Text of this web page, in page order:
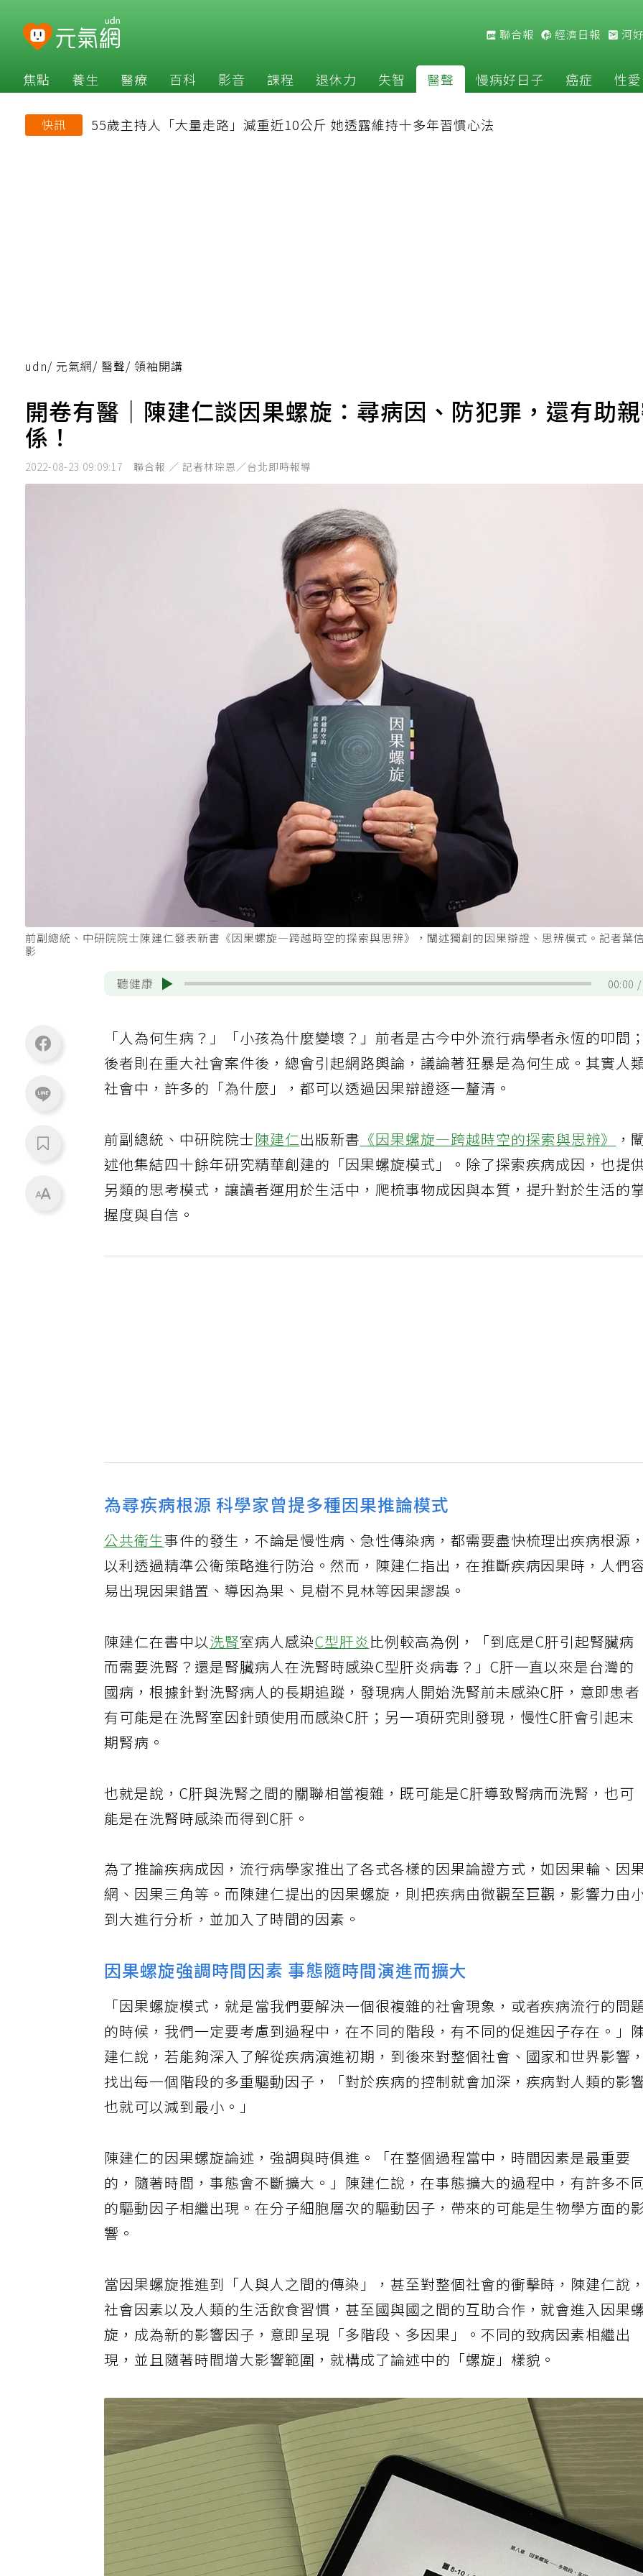
聯合報 經濟日報 河
焦點 養生 醫療 百科 影音 課程 退休力 失智 醫聲 慢病好日子 癌症 性愛
快訊 55歲主持人「大量走路」減重近10公斤 她透露維持十多年習慣心法
udn/ 元氣網/ 醫聲/ 領袖開講
開卷有醫｜陳建仁談因果螺旋：尋病因、防犯罪，還有助
係！
2022-08-23 09:09:17 聯合報 ／ 記者林琮恩／台北即時報導
前副總統、中研院院士陳建仁發表新書《因果螺旋—跨越時空的探索與思辨》，闡述獨創的因果辯證、思辨模式。記者葉
影
聽健康 00:00
「人為何生病？」「小孩為什麼變壞？」前者是古今中外流行病學者永恆的叩問
後者則在重大社會案件後，總會引起網路輿論，議論著狂暴是為何生成。其實人
社會中，許多的「為什麼」，都可以透過因果辯證逐一釐清。
前副總統、中研院院士陳建仁出版新書《因果螺旋—跨越時空的探索與思辨》 ，
述他集結四十餘年研究精華創建的「因果螺旋模式」。除了探索疾病成因，也提
另類的思考模式，讓讀者運用於生活中，爬梳事物成因與本質，提升對於生活的
握度與自信。
為尋疾病根源 科學家曾提多種因果推論模式
公共衛生事件的發生，不論是慢性病、急性傳染病，都需要盡快梳理出疾病根源
以利透過精準公衛策略進行防治。然而，陳建仁指出，在推斷疾病因果時，人們
易出現因果錯置、導因為果、見樹不見林等因果謬誤。
陳建仁在書中以洗腎室病人感染C型肝炎比例較高為例，「到底是C肝引起腎臟病
而需要洗腎？還是腎臟病人在洗腎時感染C型肝炎病毒？」C肝一直以來是台灣的
國病，根據針對洗腎病人的長期追蹤，發現病人開始洗腎前未感染C肝，意即患者
有可能是在洗腎室因針頭使用而感染C肝；另一項研究則發現，慢性C肝會引起末
期腎病。
也就是說，C肝與洗腎之間的關聯相當複雜，既可能是C肝導致腎病而洗腎，也可
能是在洗腎時感染而得到C肝。
為了推論疾病成因，流行病學家推出了各式各樣的因果論證方式，如因果輪、因
網、因果三角等。而陳建仁提出的因果螺旋，則把疾病由微觀至巨觀，影響力由
到大進行分析，並加入了時間的因素。
因果螺旋強調時間因素 事態隨時間演進而擴大
「因果螺旋模式，就是當我們要解決一個很複雜的社會現象，或者疾病流行的問
的時候，我們一定要考慮到過程中，在不同的階段，有不同的促進因子存在。」
建仁說，若能夠深入了解從疾病演進初期，到後來對整個社會、國家和世界影響
找出每一個階段的多重驅動因子，「對於疾病的控制就會加深，疾病對人類的影
也就可以減到最小。」
陳建仁的因果螺旋論述，強調與時俱進。「在整個過程當中，時間因素是最重要
的，隨著時間，事態會不斷擴大。」陳建仁說，在事態擴大的過程中，有許多不
的驅動因子相繼出現。在分子細胞層次的驅動因子，帶來的可能是生物學方面的
響。
當因果螺旋推進到「人與人之間的傳染」，甚至對整個社會的衝擊時，陳建仁說
社會因素以及人類的生活飲食習慣，甚至國與國之間的互助合作，就會進入因果
旋，成為新的影響因子，意即呈現「多階段、多因果」。不同的致病因素相繼出
現，並且隨著時間增大影響範圍，就構成了論述中的「螺旋」樣貌。